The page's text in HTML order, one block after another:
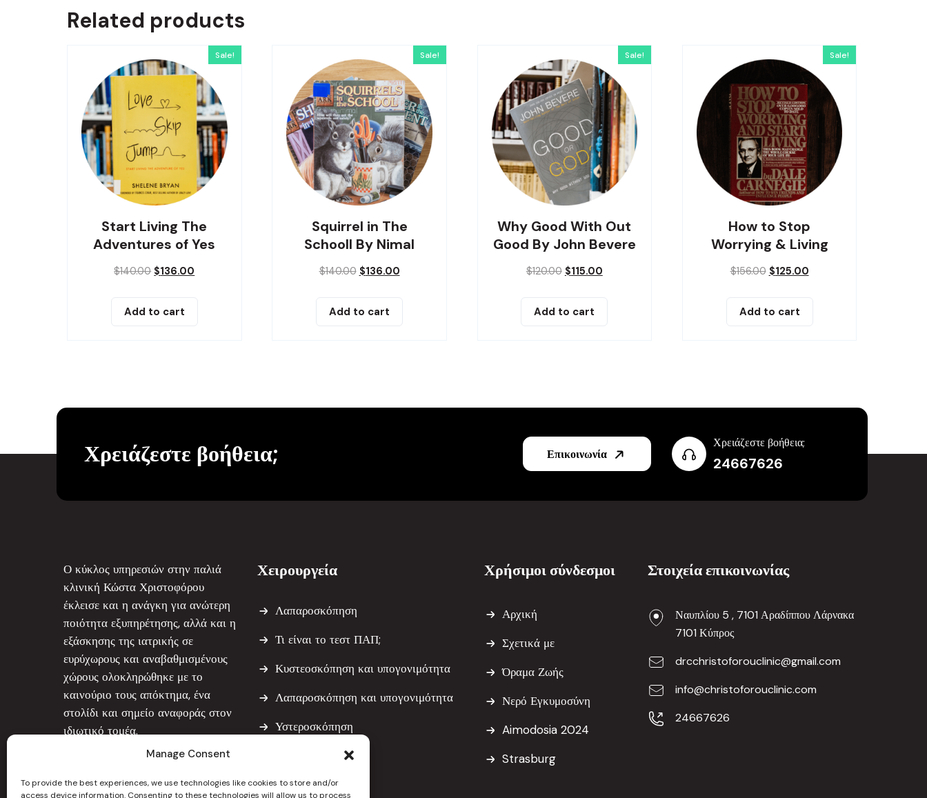
Manage Consent
To provide the best experiences, we use technologies like cookies to store and/or
access device information. Consenting to these technologies will allow us to process
Related products
Sale!
Start Living The
Adventures of Yes
$140.00 $136.00
Add to cart
Sale!
Squirrel in The
Schooll By Nimal
$140.00 $136.00
Add to cart
Sale!
Why Good With Out
Good By John Bevere
$120.00 $115.00
Add to cart
Sale!
How to Stop
Worrying & Living
$156.00 $125.00
Add to cart
Χρειάζεστε βοήθεια; Επικοινωνία
Χρειάζεστε βοήθεια;
24667626
Ο κύκλος υπηρεσιών στην παλιά
κλινική Κώστα Χριστοφόρου
έκλεισε και η ανάγκη για ανώτερη
ποιότητα εξυπηρέτησης, αλλά και η
εξάσκησης της ιατρικής σε
ευρύχωρους και αναβαθμισμένους
χώρους ολοκληρώθηκε με το
καινούριο τους απόκτημα, ένα
στολίδι και σημείο αναφοράς στον
ιδιωτικό τομέα.
Χειρουργεία
Λαπαροσκόπηση
Τι είναι το τεστ ΠΑΠ;
Κυστεοσκόπηση και υπογονιμότητα
Λαπαροσκόπηση και υπογονιμότητα
Υστεροσκόπηση
Μυομεκτομή
Χρήσιμοι σύνδεσμοι
Αρχική
Σχετικά με
Όραμα Ζωής
Νερό Εγκυμοσύνη
Aimodosia 2024
Strasburg
Στοιχεία επικοινωνίας
Ναυπλίου 5 , 7101 Αραδίππου Λάρνακα
7101 Κύπρος
drcchristoforouclinic@gmail.com
info@christoforouclinic.com
24667626